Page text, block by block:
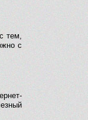
тем,
с